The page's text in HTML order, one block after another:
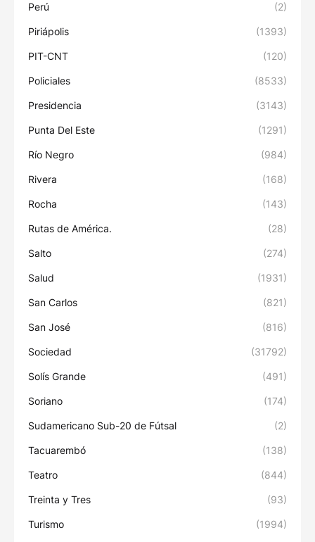
Perú (2)
Piriápolis (1393)
PIT-CNT (120)
Policiales (8533)
Presidencia (3143)
Punta Del Este (1291)
Río Negro (984)
Rivera (168)
Rocha (143)
Rutas de América. (28)
Salto (274)
Salud (1931)
San Carlos (821)
San José (816)
Sociedad (31792)
Solís Grande (491)
Soriano (174)
Sudamericano Sub-20 de Fútsal (2)
Tacuarembó (138)
Teatro (844)
Treinta y Tres (93)
Turismo (1994)